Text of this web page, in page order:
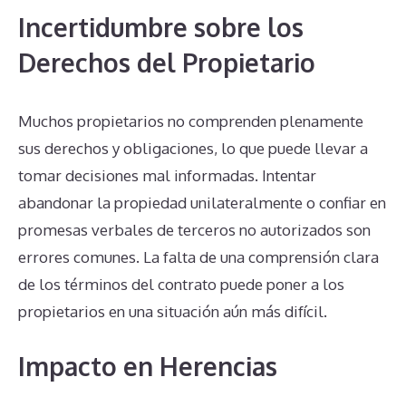
Incertidumbre sobre los
Derechos del Propietario
Muchos propietarios no comprenden plenamente
sus derechos y obligaciones, lo que puede llevar a
tomar decisiones mal informadas. Intentar
abandonar la propiedad unilateralmente o confiar en
promesas verbales de terceros no autorizados son
errores comunes. La falta de una comprensión clara
de los términos del contrato puede poner a los
propietarios en una situación aún más difícil.
Impacto en Herencias